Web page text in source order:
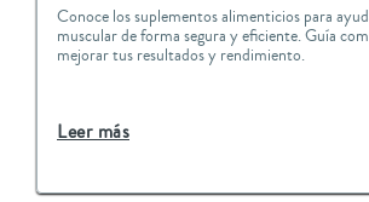
Conoce los suplementos alimenticios para
muscular de forma segura y eficiente. Guía
mejorar tus resultados y rendimiento.
Leer más